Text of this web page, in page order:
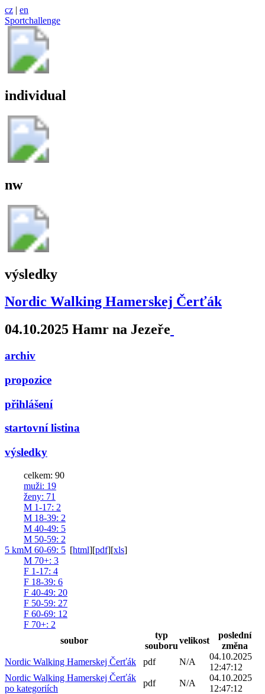
cz | en
Sportchallenge
individual
nw
výsledky
Nordic Walking Hamerskej Čerťák
04.10.2025 Hamr na Jezeře
archiv
propozice
přihlášení
startovní listina
výsledky
5 km
celkem: 90
muži: 19
ženy: 71
M 1-17: 2
M 18-39: 2
M 40-49: 5
M 50-59: 2
M 60-69: 5
M 70+: 3
F 1-17: 4
F 18-39: 6
F 40-49: 20
F 50-59: 27
F 60-69: 12
F 70+: 2
[html][pdf][xls]
soubor
typ
souboru
velikost
poslední
změna
Nordic Walking Hamerskej Čerťák
pdf N/A
04.10.2025
12:47:12
Nordic Walking Hamerskej Čerťák
po kategoriích
pdf N/A
04.10.2025
12:47:12